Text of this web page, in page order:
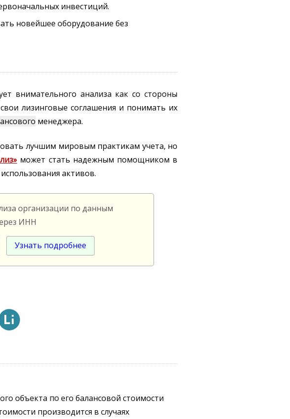
инвестиций.
новейшее оборудование без
внимательного анализа как со стороны
лизинговые соглашения и понимать их
менеджера.
лучшим мировым практикам учета, но
может стать надежным помощником в
активов.
организации по данным
ИНН
Узнать подробнее
объекта поего балансовой стоимости
производится в случаях